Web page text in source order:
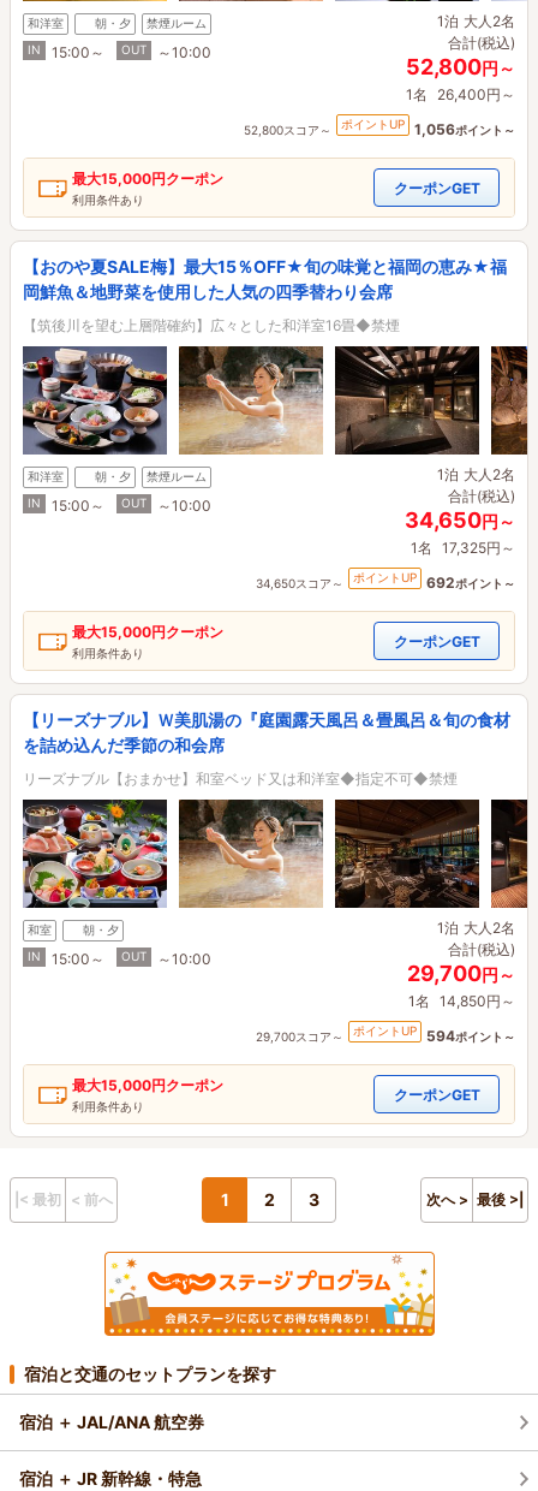
和洋室 朝・夕
禁煙ルーム
IN
15:00～ OUT ～10:00
1泊 大人2名
合計(税込)
52,800円～
1名 26,400円～
52,800スコア～ ポイントUP 1,056ポイント～
最大15,000円クーポン
利用条件あり
クーポンGET
【おのや夏SALE梅】最大15％OFF★旬の味覚と福岡の恵み★福
岡鮮魚＆地野菜を使用した人気の四季替わり会席
【筑後川を望む上層階確約】広々とした和洋室16畳◆禁煙
和洋室 朝・夕
禁煙ルーム
IN
15:00～ OUT ～10:00
1泊 大人2名
合計(税込)
34,650円～
1名 17,325円～
34,650スコア～ ポイントUP 692ポイント～
最大15,000円クーポン
利用条件あり
クーポンGET
【リーズナブル】Ｗ美肌湯の『庭園露天風呂＆畳風呂＆旬の食材
を詰め込んだ季節の和会席
リーズナブル【おまかせ】和室ベッド又は和洋室◆指定不可◆禁煙
和室
朝・夕
IN
15:00～ OUT ～10:00
1泊 大人2名
合計(税込)
29,700円～
1名 14,850円～
29,700スコア～ ポイントUP 594ポイント～
最大15,000円クーポン
利用条件あり
クーポンGET
|< 最初 < 前へ 1 2 3 次へ > 最後 >|
宿泊と交通のセットプランを探す
宿泊 ＋ JAL/ANA 航空券
宿泊 ＋ JR 新幹線・特急